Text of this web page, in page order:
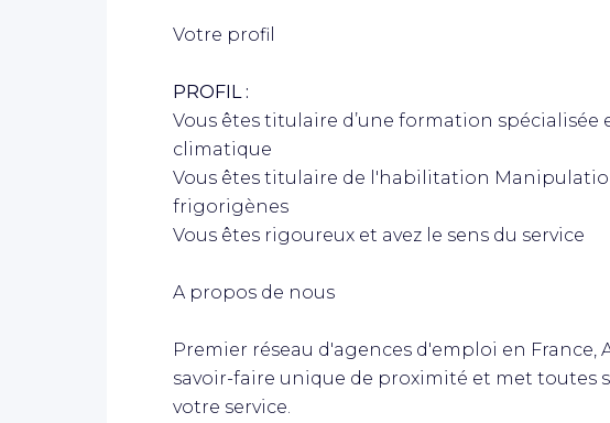
Votre profil
PROFIL :
Vous êtes titulaire d’une formation spécialisée
climatique
Vous êtes titulaire de l'habilitation
frigorigènes
Vous êtes rigoureux et avez le sens du service
A propos de nous
Premier réseau d'agences d'emploi en France,
savoir-faire unique de proximité et met toutes
votre service.